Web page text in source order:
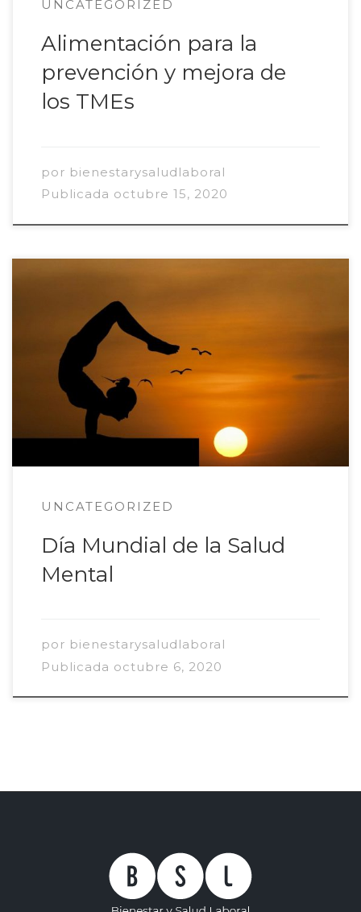
UNCATEGORIZED
Alimentación para la
prevención y mejora de
los TMEs
por bienestarysaludlaboral
Publicada octubre 15, 2020
La campaña de la OMS sobre el Día Mundial de la
Salud Mental de este año «se ha propuesto
conseguir el incremento de las inversiones a favor
de la salud mental”. “Según la experiencia
adquirida en emergencias pasadas, se espera que
las necesidades de apoyo psicosocial y en materia
UNCATEGORIZED
Día Mundial de la Salud
Mental
por bienestarysaludlaboral
Publicada octubre 6, 2020